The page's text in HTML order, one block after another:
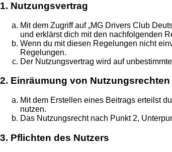
1. Nutzungsvertrag
Mit dem Zugriff auf „MG Drivers Club
und erklärst dich mit den nachfolgenden
Wenn du mit diesen Regelungen nicht
Regelungen.
Der Nutzungsvertrag wird auf
2. Einräumung von Nutzungsrechten
Mit dem Erstellen eines Beitrags erteilst
nutzen.
Das Nutzungsrecht nach Punkt 2,
3. Pflichten des Nutzers